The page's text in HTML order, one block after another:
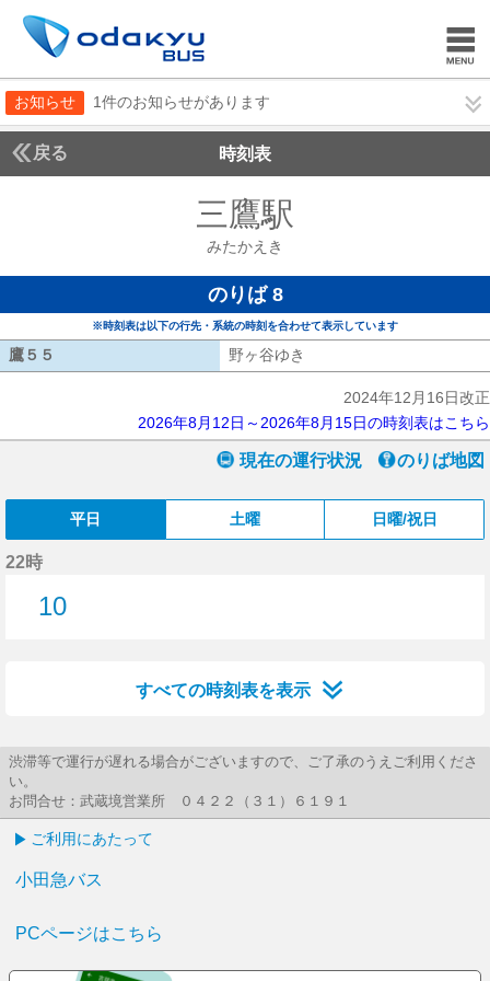
お知らせ 1件のお知らせがあります
戻る 時刻表
三鷹駅
みたかえき
のりば 8
※時刻表は以下の行先・系統の時刻を合わせて表示しています
鷹５５ 野ヶ谷ゆき
2024年12月16日改正
2026年8月12日～2026年8月15日の時刻表はこちら
現在の運行状況 のりば地図
平日 土曜 日曜/祝日
22時
10
すべての時刻表を表示
渋滞等で運行が遅れる場合がございますので、ご了承のうえご利用くださ
い。
お問合せ：武蔵境営業所 ０４２２（３１）６１９１
ご利用にあたって
小田急バス
PCページはこちら